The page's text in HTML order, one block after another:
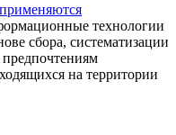
применяются
технологии
сбора, систематизации
на территории